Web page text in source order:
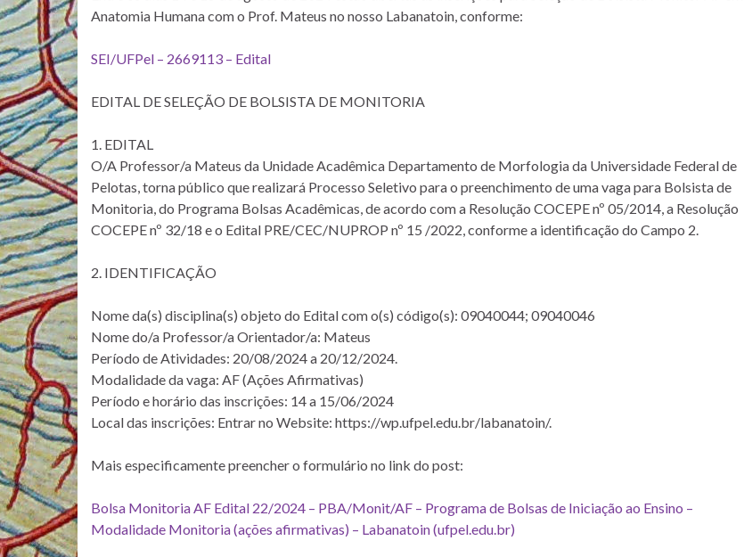
Anatomia Humana com o Prof. Mateus no nosso Labanatoin, conforme:
SEI/UFPel – 2669113 – Edital
EDITAL DE SELEÇÃO DE BOLSISTA DE MONITORIA
1. EDITAL
O/A Professor/a Mateus da Unidade Acadêmica Departamento de Morfologia da Universidade Federal de
Pelotas, torna público que realizará Processo Seletivo para o preenchimento de uma vaga para Bolsista de
Monitoria, do Programa Bolsas Acadêmicas, de acordo com a Resolução COCEPE nº 05/2014, a Resolução
COCEPE nº 32/18 e o Edital PRE/CEC/NUPROP nº 15 /2022, conforme a identificação do Campo 2.
2. IDENTIFICAÇÃO
Nome da(s) disciplina(s) objeto do Edital com o(s) código(s): 09040044; 09040046
Nome do/a Professor/a Orientador/a: Mateus
Período de Atividades: 20/08/2024 a 20/12/2024.
Modalidade da vaga: AF (Ações Afirmativas)
Período e horário das inscrições: 14 a 15/06/2024
Local das inscrições: Entrar no Website: https://wp.ufpel.edu.br/labanatoin/.
Mais especificamente preencher o formulário no link do post:
Bolsa Monitoria AF Edital 22/2024 – PBA/Monit/AF – Programa de Bolsas de Iniciação ao Ensino –
Modalidade Monitoria (ações afirmativas) – Labanatoin (ufpel.edu.br)